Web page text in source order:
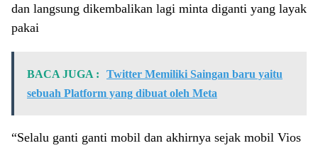
dan langsung dikembalikan lagi minta diganti yang layak
pakai
BACA JUGA :
Twitter Memiliki Saingan baru yaitu
sebuah Platform yang dibuat oleh Meta
“Selalu ganti ganti mobil dan akhirnya sejak mobil Vios